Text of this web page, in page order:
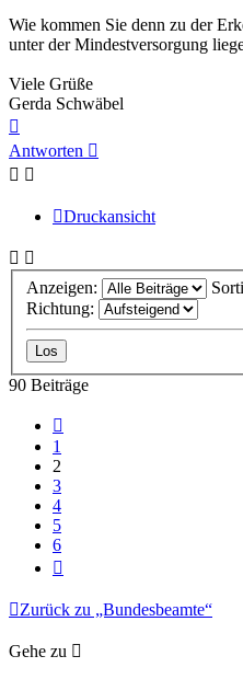
Wie kommen Sie denn zu der
unter der Mindestversorgung
Viele Grüße
Gerda Schwäbel
oben
Antworten
Druckansicht
Anzeigen:
Richtung:
90 Beiträge
1
2
3
4
5
6
Zurück zu „Bundesbeamte“
Gehe zu